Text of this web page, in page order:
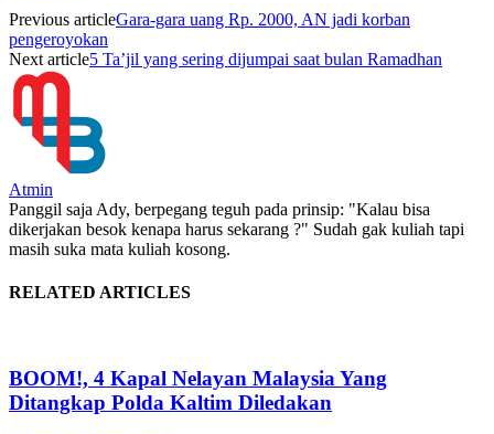
Previous articleGara-gara uang Rp. 2000, AN jadi korban
pengeroyokan
Next article5 Ta’jil yang sering dijumpai saat bulan Ramadhan
Atmin
Panggil saja Ady, berpegang teguh pada prinsip: "Kalau bisa
dikerjakan besok kenapa harus sekarang ?" Sudah gak kuliah tapi
masih suka mata kuliah kosong.
RELATED ARTICLES
BOOM!, 4 Kapal Nelayan Malaysia Yang
Ditangkap Polda Kaltim Diledakan